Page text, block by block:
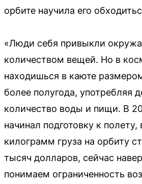
орбите научила его
«Люди себя привыкли
количеством вещей. Но в
находишься в каюте
более полугода, употребляя
количество воды и пищи. В
начинал подготовку к полету,
килограмм груза на орбиту
тысяч долларов, сейчас
понимаем ограниченность